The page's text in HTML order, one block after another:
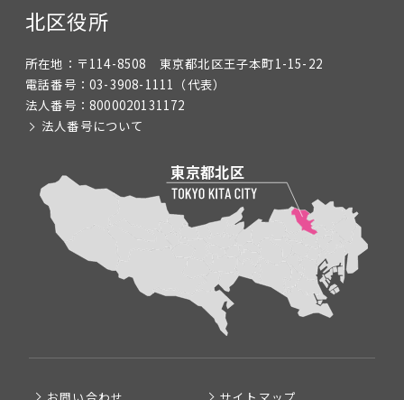
北区役所
所在地： 〒114-8508 東京都北区王子本町1-15-22
電話番号： 03-3908-1111 （代表）
法人番号： 8000020131172
法人番号について
お問い合わせ サイトマップ